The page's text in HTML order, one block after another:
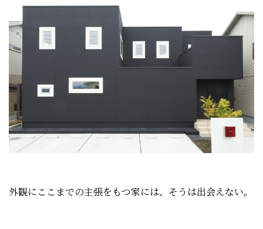
外観にここまでの主張をもつ家には、そうは出会えない。